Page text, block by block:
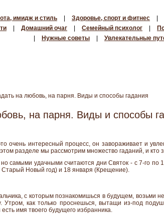
имидж и стиль Здоровье, спорт и фитнес
Домашний очаг Семейный психолог
Нужные советы Увлекательные
на любовь, на парня. Виды и способы гадания
на парня. Виды и способы
очень интересный процесс, он завораживает и
разделе мы рассмотрим множество гаданий, и кто
самыми удачными считаются дни Святок - с 7-го по
Старый Новый год) и 18 января (Крещение).
с которым познакомишься в будущем, возьми
как только проснешься, вытащи из-под
имя твоего будущего избранника.